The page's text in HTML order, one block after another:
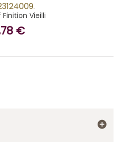
Vieilli
€